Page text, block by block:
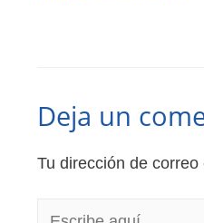
Deja un
Tu dirección de